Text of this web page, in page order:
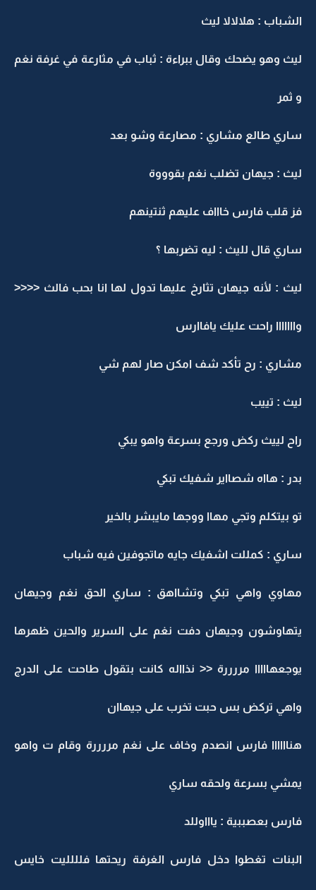
الشباب : هلالالا ليث
ليث وهو يضحك وقال ببراءة : ثباب في مثارعة في غرفة نغم
و ثمر
ساري طالع مشاري : مصارعة وشو بعد
ليث : جيهان تضلب نغم بقوووة
فز قلب فارس خاااف عليهم ثنتينهم
ساري قال لليث : ليه تضربها ؟
ليث : لأنه جيهان تثارخ عليها تدول لها انا بحب فالث <<<<
وااااااا راحت عليك يافاارس
مشاري : رح تأكد شف امكن صار لهم شي
ليث : تييب
راح لييث ركض ورجع بسرعة واهو يبكي
بدر : هااه شصااير شفيك تبكي
تو بيتكلم وتجي مهاا ووجها مايبشر بالخير
ساري : كمللت اشفيك جايه ماتجوفين فيه شباب
مهاوي واهي تبكي وتشااهق : ساري الحق نغم وجيهان
يتهاوشون وجيهان دفت نغم على السرير والحين ظهرها
يوجعهااااا مررررة << نذااله كانت بتقول طاحت على الدرج
واهي تركض بس حبت تخرب على جيهاان
هناااااا فارس انصدم وخاف على نغم مررررة وقام ت واهو
يمشي بسرعة ولحقه ساري
فارس بعصببية : ياااوللد
البنات تغطوا دخل فارس الغرفة ريحتها فلللليت خايس